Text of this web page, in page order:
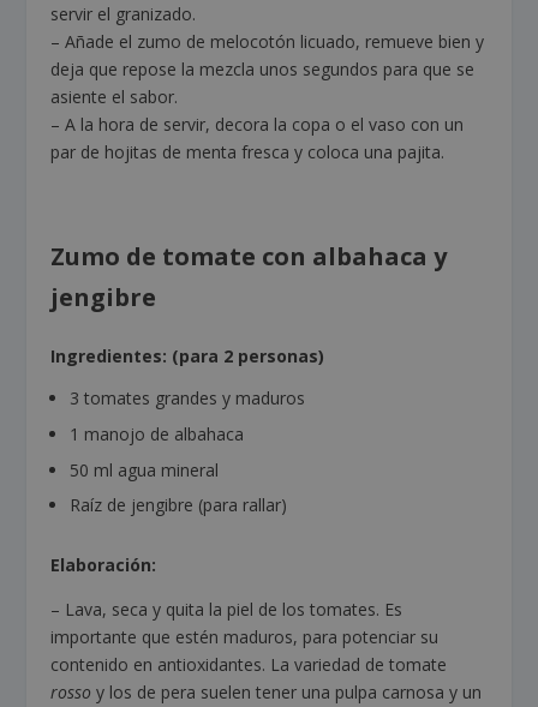
servir el granizado.
– Añade el zumo de melocotón licuado, remueve bien y
deja que repose la mezcla unos segundos para que se
asiente el sabor.
– A la hora de servir, decora la copa o el vaso con un
par de hojitas de menta fresca y coloca una pajita.
Zumo de tomate con albahaca y
jengibre
Ingredientes: (para 2 personas)
3 tomates grandes y maduros
1 manojo de albahaca
50 ml agua mineral
Raíz de jengibre (para rallar)
Elaboración:
– Lava, seca y quita la piel de los tomates. Es
importante que estén maduros, para potenciar su
contenido en antioxidantes. La variedad de tomate
rossoy los de pera suelen tener una pulpa carnosa y un